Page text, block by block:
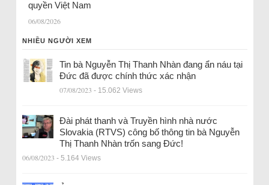
quyền Việt Nam
06/08/2026
NHIỀU NGƯỜI XEM
Tin bà Nguyễn Thị Thanh Nhàn đang ẩn náu tại
Đức đã được chính thức xác nhận
07/08/2023 - 15.062 Views
Đài phát thanh và Truyền hình nhà nước
Slovakia (RTVS) công bố thông tin bà Nguyễn
Thị Thanh Nhàn trốn sang Đức!
06/08/2023 - 5.164 Views